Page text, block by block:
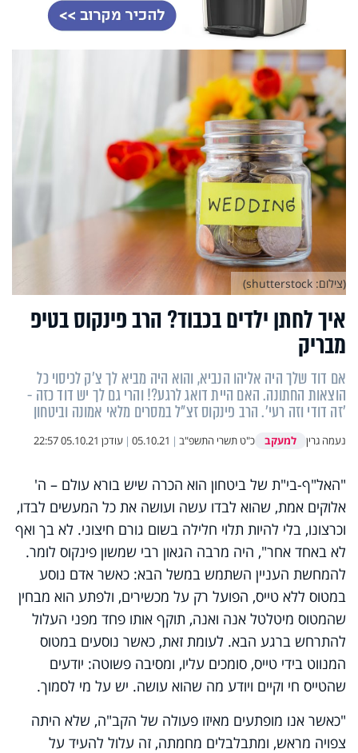
איך לחתן ילדים בכבוד? הרב פינקוס בטיפ
מבריק
אם דוד שלך היה אליהו הנביא, והוא היה מביא לך צ'ק לכיסוי כל
הוצאות החתונה. האם היית דואג לרגע?! והרי גם לך יש דוד כזה -
'זה דודי וזה רעי'. הרב פינקוס זצ"ל במסרים מלאי אמונה וביטחון
נעמה גרין למעקב כ"ט תשרי התשפ"ב |
05.10.21
| עודכן 05.10.21 22:57
(צילום: shutterstock)
"האל"ף-בי"ת של ביטחון הוא הכרה שיש בורא עולם – ה'
אלוקים אמת, שהוא לבדו עשה ועושה את כל המעשים לבדו,
וכרצונו, בלי להיות תלוי חלילה בשום גורם חיצוני. לא בך ואף
לא באחד אחר", היה מרבה הגאון רבי שמשון פינקוס לומר.
להמחשת העניין השתמש במשל הבא: כאשר אדם נוסע
במטוס ללא טייס, הפועל רק על מכשירים, ולפתע הוא מבחין
שהמטוס מיטלטל אנה ואנה, תוקף אותו פחד מפני העלול
להתרחש ברגע הבא. לעומת זאת, כאשר נוסעים במטוס
המנווט בידי טייס, סומכים עליו, ומסיבה פשוטה: יודעים
שהטייס חי וקיים ויודע מה שהוא עושה. יש על מי לסמוך.
"כאשר אנו מופתעים מאיזו פעולה של הקב"ה, שלא היתה
צפויה מראש, ומתבלבלים מחמתה, זה עלול להעיד על